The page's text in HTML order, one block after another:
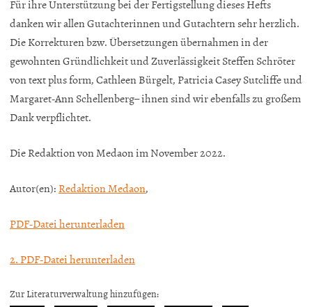
Für ihre Unterstützung bei der Fertigstellung dieses Hefts
danken wir allen Gutachterinnen und Gutachtern sehr herzlich.
Die Korrekturen bzw. Übersetzungen übernahmen in der
gewohnten Gründlichkeit und Zuverlässigkeit Steffen Schröter
von text plus form, Cathleen Bürgelt, Patricia Casey Sutcliffe und
Margaret-Ann Schellenberg– ihnen sind wir ebenfalls zu großem
Dank verpflichtet.
Die Redaktion von Medaon im November 2022.
Autor(en): Redaktion Medaon,
PDF-Datei herunterladen
2. PDF-Datei herunterladen
Zur Literaturverwaltung hinzufügen: